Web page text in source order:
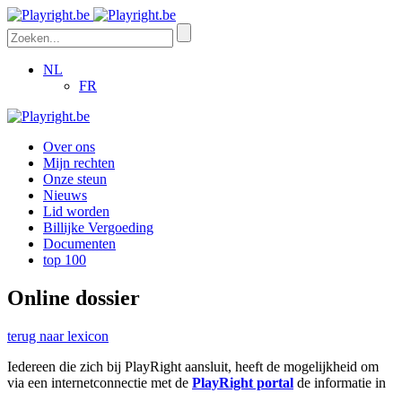
NL
FR
Over ons
Mijn rechten
Onze steun
Nieuws
Lid worden
Billijke Vergoeding
Documenten
top 100
Online dossier
terug naar lexicon
Iedereen die zich bij PlayRight aansluit, heeft de mogelijkheid om
via een internetconnectie met de PlayRight portal de informatie in